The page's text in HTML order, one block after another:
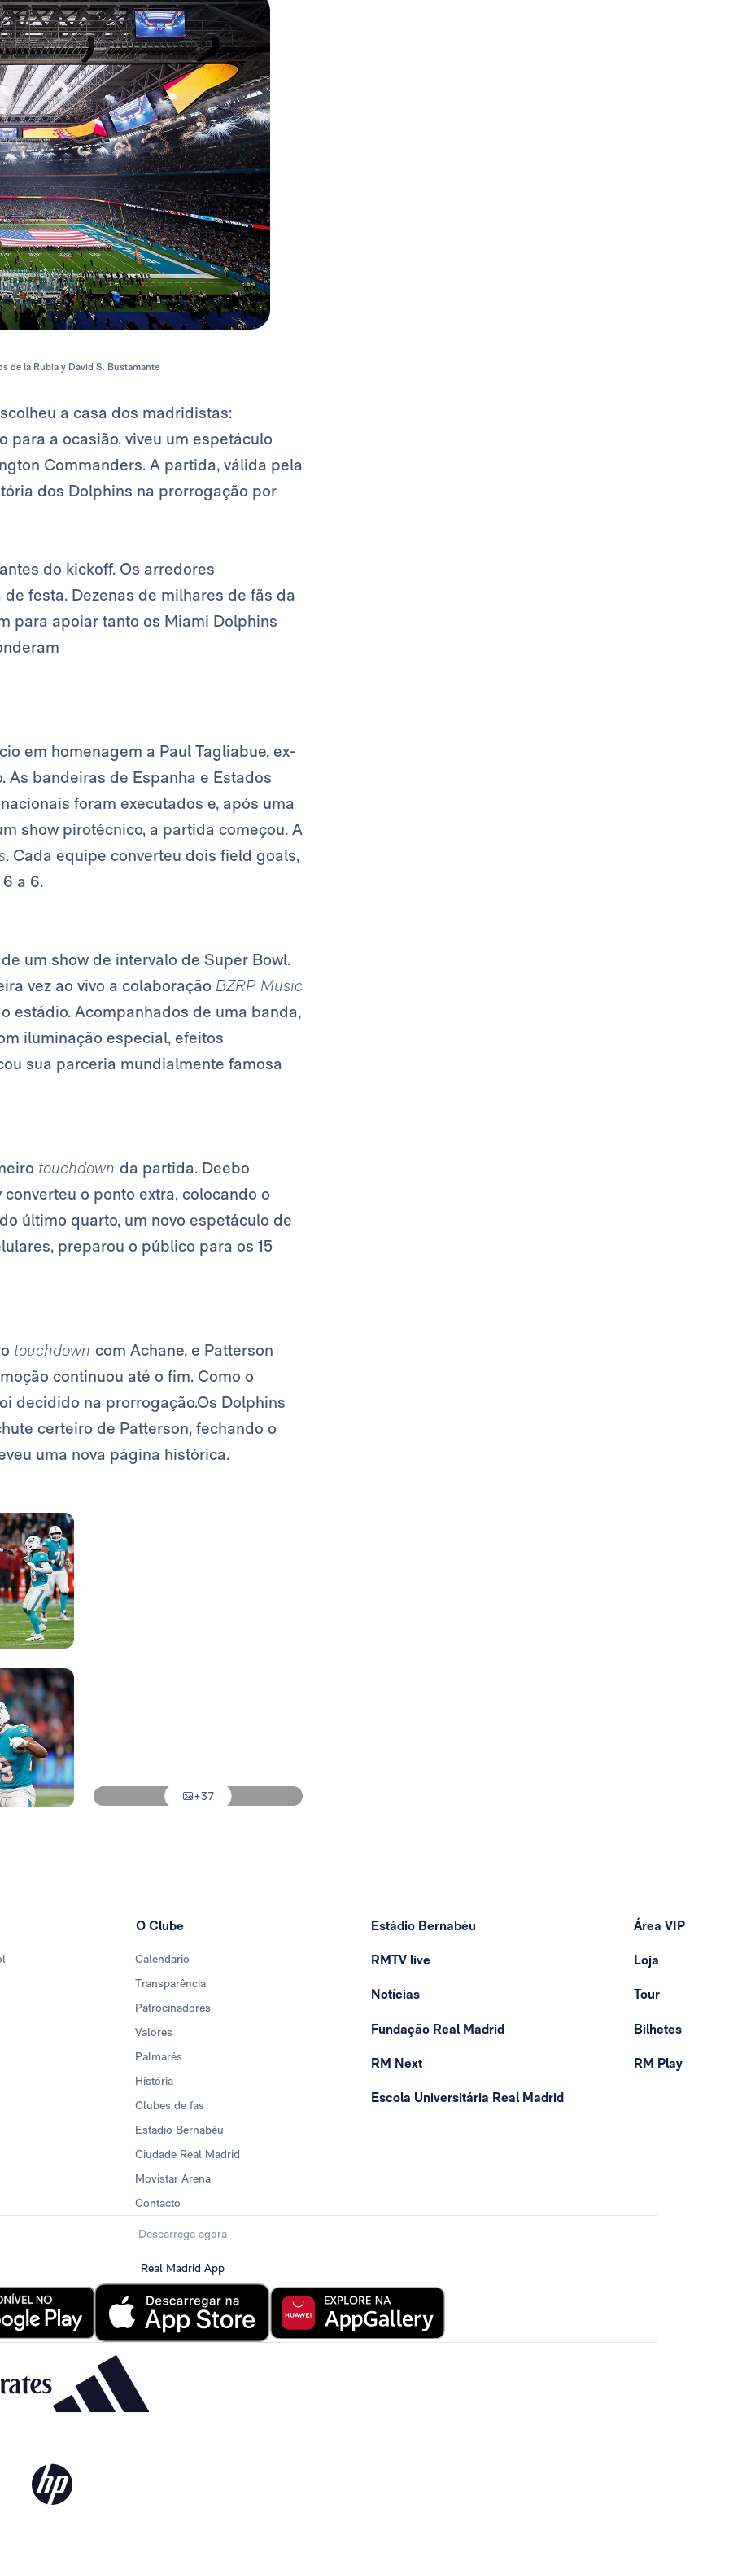
de la Rubia y David S. Bustamante
a casa dos madridistas:
para a ocasião, viveu um espetáculo
Commanders. A partida, válida pela
dos Dolphins na prorrogação por
do kickoff. Os arredores
festa. Dezenas de milhares de fãs da
para apoiar tanto os Miami Dolphins
em homenagem a Paul Tagliabue, ex-
As bandeiras de Espanha e Estados
foram executados e, após uma
show pirotécnico, a partida começou. A
. Cada equipe converteu dois field goals,
a 6.
um show de intervalo de Super Bowl.
vez ao vivo a colaboração BZRP Music
estádio. Acompanhados de uma banda,
iluminação especial, efeitos
sua parceria mundialmente famosa
touchdown da partida. Deebo
o ponto extra, colocando o
último quarto, um novo espetáculo de
preparou o público para os 15
touchdown com Achane, e Patterson
continuou até o fim. Como o
decidido na prorrogação.Os Dolphins
certeiro de Patterson, fechando o
uma nova página histórica.
+37
O Clube
Calendario
Transparência
Patrocinadores
Valores
Palmarés
História
Clubes de fas
Estadio Bernabéu
Ciudade Real Madrid
Movistar Arena
Contacto
Estádio Bernabéu
RMTV live
Notícias
Fundação Real Madrid
RM Next
Escola Universitária Real Madrid
Área VIP
Loja
Tour
Bilhetes
RM Play
Descarrega agora
Real Madrid App